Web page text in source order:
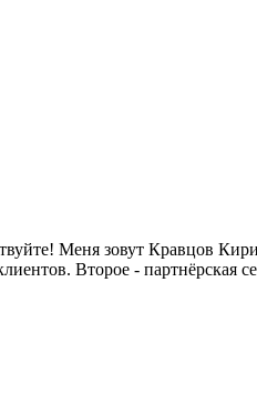
Меня зовут Кравцов
Второе -